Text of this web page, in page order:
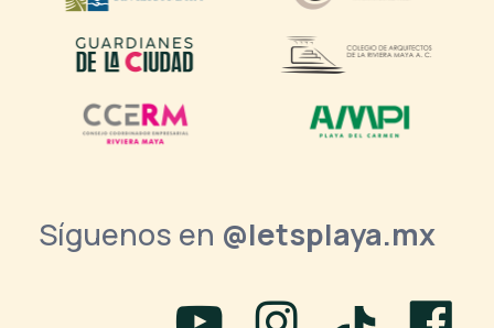
Síguenos en @letsplaya.mx